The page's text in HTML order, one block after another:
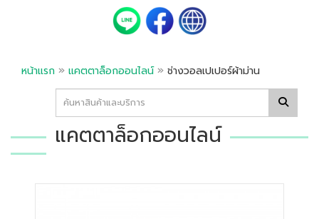
หน้าแรก » แคตตาล็อกออนไลน์» ช่างวอลเปเปอร์ผ้าม่าน
แคตตาล็อกออนไลน์